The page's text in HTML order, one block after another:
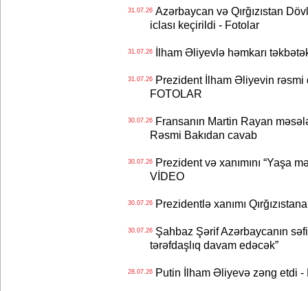
31.07.26Azərbaycan və Qırğızıstan
iclası keçirildi - Fotolar
31.07.26İlham Əliyevlə həmkarı
31.07.26Prezident İlham Əliyevin rəsmi
FOTOLAR
30.07.26Fransanın Martin Rayan
Rəsmi Bakıdan cavab
30.07.26Prezident və xanımını “Yaşa
VİDEO
30.07.26Prezidentlə xanımı
30.07.26Şahbaz Şərif Azərbaycanın
tərəfdaşlıq davam edəcək”
28.07.26Putin İlham Əliyevə zəng etdi -